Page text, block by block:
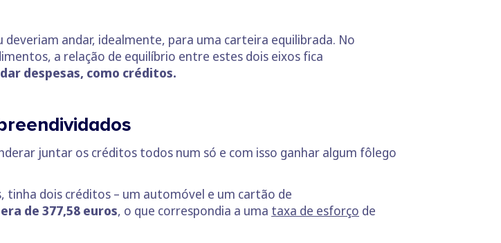
deveriam andar, idealmente, para uma carteira equilibrada. No
a relação de equilíbrio entre estes dois eixos fica
despesas, como créditos.
juntar os créditos todos num só e com isso ganhar algum fôlego
tinha dois créditos – um automóvel e um cartão de
de 377,58 euros, o que correspondia a uma taxa de esforço de